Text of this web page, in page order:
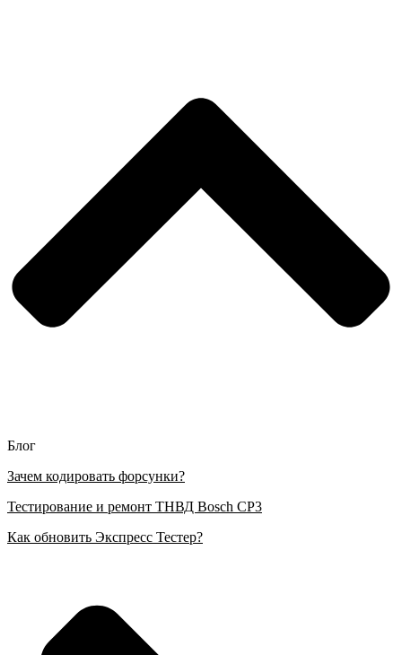
Блог
Зачем кодировать форсунки?
Тестирование и ремонт ТНВД Bosch CP3
Как обновить Экспресс Тестер?